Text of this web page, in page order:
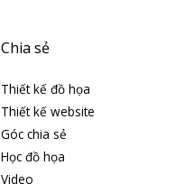
Chia sẻ
Thiết kế đồ họa
Thiết kế website
Góc chia sẻ
Học đồ họa
Video